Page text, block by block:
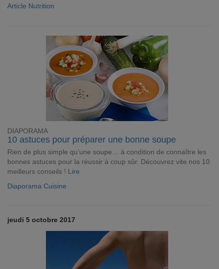
Article Nutrition
DIAPORAMA
10 astuces pour préparer une bonne soupe
Rien de plus simple qu’une soupe… à condition de connaître les
bonnes astuces pour la réussir à coup sûr. Découvrez vite nos 10
meilleurs conseils ! Lire
Diaporama Cuisine
jeudi 5 octobre 2017